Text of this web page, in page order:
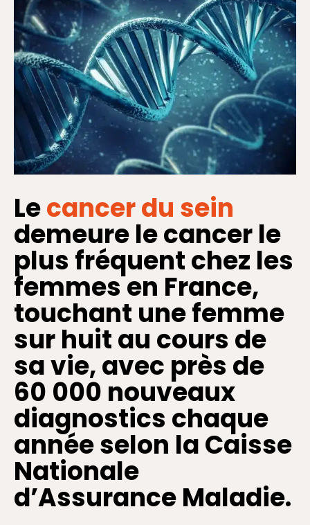
Lecancer du sein
demeure le cancer le
plus fréquent chez les
femmes en France,
touchant une femme
sur huit au cours de
sa vie, avec près de
60 000 nouveaux
diagnostics chaque
année selon la Caisse
Nationale
d’Assurance Maladie.